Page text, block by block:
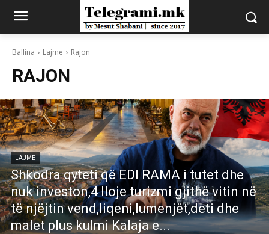
Ballina Lajme Rajon
RAJON
LAJME
Shkodra qyteti që EDI RAMA i tutet dhe
nuk investon,4 lloje turizmi gjithë vitin në
të njëjtin vend,liqeni,lumenjët,deti dhe
malet plus kulmi Kalaja e...